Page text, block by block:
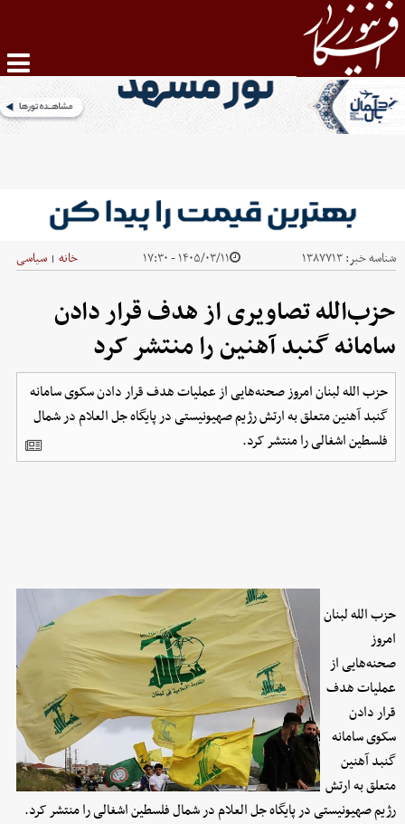
شناسه خبر:۱۳۸۷۷۱۳ ۱۴۰۵/۰۳/۱۱ - ۱۷:۳۰ خانه | سیاسی
حزب‌الله تصاویری از هدف قرار دادن
سامانه گنبد آهنین را منتشر کرد
حزب‌ الله لبنان امروز صحنه‌هایی از عملیات هدف قرار دادن سکوی سامانه
گنبد آهنین متعلق به ارتش رژیم صهیونیستی در پایگاه جل‌ العلام در شمال
فلسطین اشغالی را منتشر کرد.
حزب‌ الله لبنان
امروز
صحنه‌هایی از
عملیات هدف
قرار دادن
سکوی سامانه
گنبد آهنین
متعلق به ارتش
رژیم صهیونیستی در پایگاه جل‌ العلام در شمال فلسطین اشغالی را منتشر کرد.